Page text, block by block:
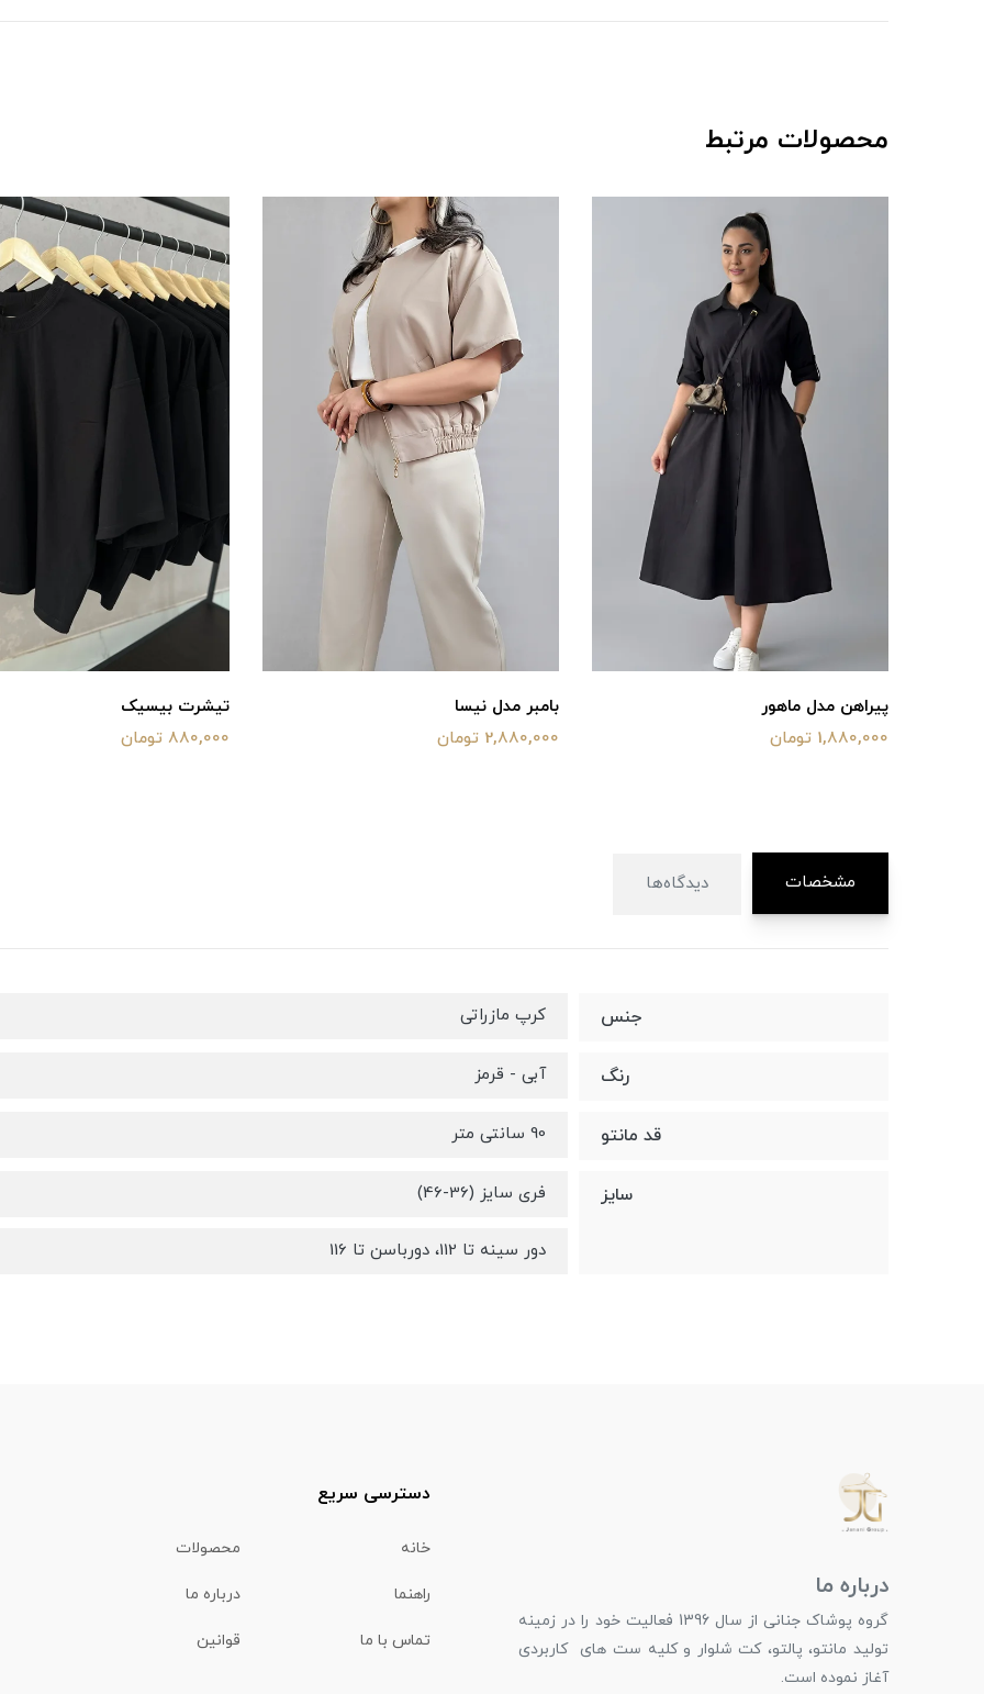
محصولات مرتبط
پیراهن مدل ماهور
1,880,000 تومان
بامبر مدل نیسا
2,880,000 تومان
تیشرت بیسیک
880,000 تومان
مشخصات دیدگاه‌ها
جنس کرپ مازراتی
رنگ آبی - قرمز
قد مانتو 90 سانتی متر
سایز فری سایز (36-46)
دور سینه تا 112، دورباسن تا 116
درباره ما
گروه پوشاک جنانی از سال 1396 فعالیت خود را در زمینه
تولید مانتو، پالتو، کت شلوار و کلیه ست های کاربردی
آغاز نموده است.
دسترسی سریع
خانه محصولات
راهنما درباره ما
تماس با ما قوانین